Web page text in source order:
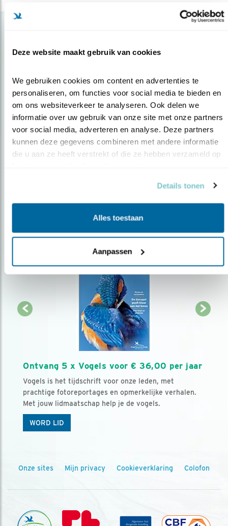
Deze website maakt gebruik van cookies
We gebruiken cookies om content en advertenties te
personaliseren, om functies voor social media te bieden en
om ons websiteverkeer te analyseren. Ook delen we
informatie over uw gebruik van onze site met onze partners
voor social media, adverteren en analyse. Deze partners
kunnen deze gegevens combineren met andere informatie
die u aan ze heeft verstrekt of die ze hebben verzameld op
Details tonen
Alles toestaan
Aanpassen
Op de hoogte blijven?
Meld je aan en ontvang nieuws, inspiratie, acties en tips
over vogels en activiteiten van Vogelbescherming.
AANMELDEN VOGELNIEUWS
Ontvang 5 x Vogels voor € 36,00 per jaar
Vogels is het tijdschrift voor onze leden, met
prachtige fotoreportages en opmerkelijke verhalen.
Met jouw lidmaatschap help je de vogels.
WORD LID
Onze sites Mijn privacy Cookieverklaring Colofon